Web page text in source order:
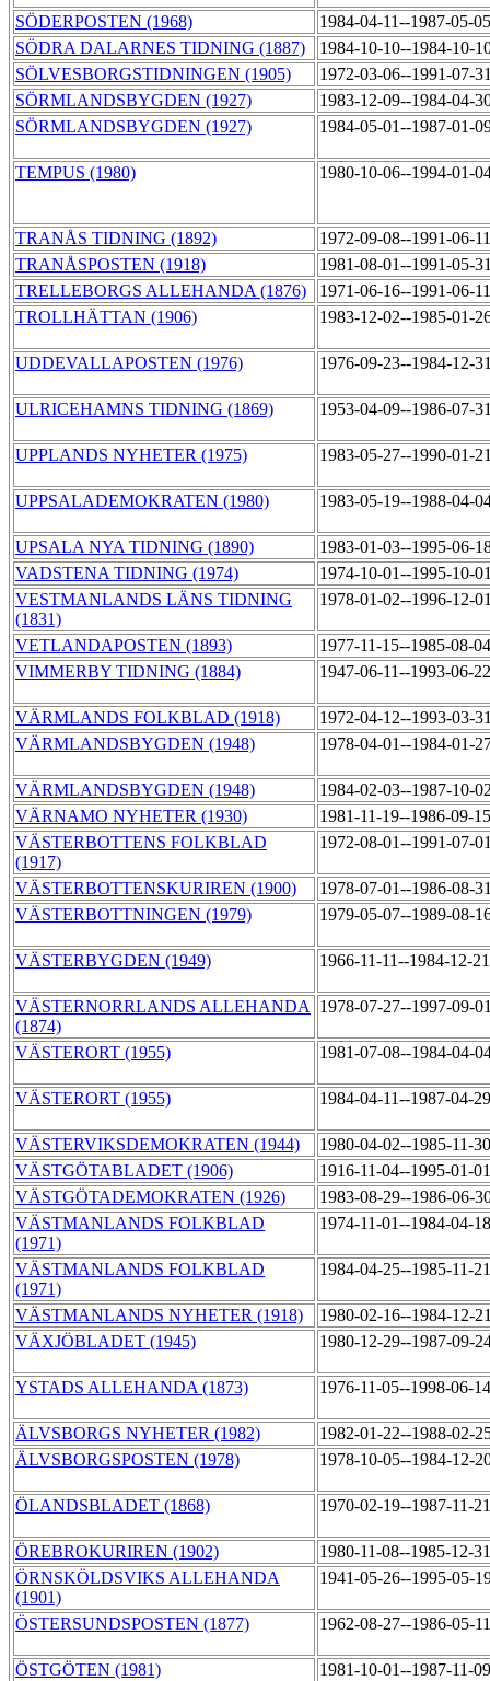
SÖDERPOSTEN (1968)
1984-04-11--1987-05-
SÖDRA DALARNES TIDNING (1887)
1984-10-10--1984-10-
SÖLVESBORGSTIDNINGEN (1905)
1972-03-06--1991-07-
SÖRMLANDSBYGDEN (1927)
1983-12-09--1984-04-
SÖRMLANDSBYGDEN (1927)
1984-05-01--1987-01-
TEMPUS (1980) 1980-10-06--1994-01-
TRANÅS TIDNING (1892)
1972-09-08--1991-06-
TRANÅSPOSTEN (1918)
1981-08-01--1991-05-
TRELLEBORGS ALLEHANDA (1876)
1971-06-16--1991-06-
TROLLHÄTTAN (1906)
1983-12-02--1985-01-
UDDEVALLAPOSTEN (1976) 1976-09-23--1984-12-
ULRICEHAMNS TIDNING (1869) 1953-04-09--1986-07-
UPPLANDS NYHETER (1975) 1983-05-27--1990-01-
UPPSALADEMOKRATEN (1980) 1983-05-19--1988-04-
UPSALA NYA TIDNING (1890)
1983-01-03--1995-06-
VADSTENA TIDNING (1974)
1974-10-01--1995-10-
VESTMANLANDS LÄNS TIDNING
(1831)
1978-01-02--1996-12-
VETLANDAPOSTEN (1893)
1977-11-15--1985-08-
VIMMERBY TIDNING (1884)
1947-06-11--1993-06-
VÄRMLANDS FOLKBLAD (1918)
1972-04-12--1993-03-
VÄRMLANDSBYGDEN (1948)
1978-04-01--1984-01-
VÄRMLANDSBYGDEN (1948)
1984-02-03--1987-10-
VÄRNAMO NYHETER (1930)
1981-11-19--1986-09-
VÄSTERBOTTENS FOLKBLAD
(1917)
1972-08-01--1991-07-
VÄSTERBOTTENSKURIREN (1900)
1978-07-01--1986-08-
VÄSTERBOTTNINGEN (1979)
1979-05-07--1989-08-
VÄSTERBYGDEN (1949) 1966-11-11--1984-12-
VÄSTERNORRLANDS ALLEHANDA
(1874)
1978-07-27--1997-09-
VÄSTERORT (1955) 1981-07-08--1984-04-
VÄSTERORT (1955) 1984-04-11--1987-04-
VÄSTERVIKSDEMOKRATEN (1944)
1980-04-02--1985-11-
VÄSTGÖTABLADET (1906)
1916-11-04--1995-01-
VÄSTGÖTADEMOKRATEN (1926)
1983-08-29--1986-06-
VÄSTMANLANDS FOLKBLAD
(1971)
1974-11-01--1984-04-
VÄSTMANLANDS FOLKBLAD
(1971)
1984-04-25--1985-11-
VÄSTMANLANDS NYHETER (1918)
1980-02-16--1984-12-
VÄXJÖBLADET (1945)
1980-12-29--1987-09-
YSTADS ALLEHANDA (1873) 1976-11-05--1998-06-
ÄLVSBORGS NYHETER (1982)
1982-01-22--1988-02-
ÄLVSBORGSPOSTEN (1978)
1978-10-05--1984-12-
ÖLANDSBLADET (1868) 1970-02-19--1987-11-
ÖREBROKURIREN (1902)
1980-11-08--1985-12-
ÖRNSKÖLDSVIKS ALLEHANDA
(1901)
1941-05-26--1995-05-
ÖSTERSUNDSPOSTEN (1877) 1962-08-27--1986-05-
ÖSTGÖTEN (1981)
1981-10-01--1987-11-